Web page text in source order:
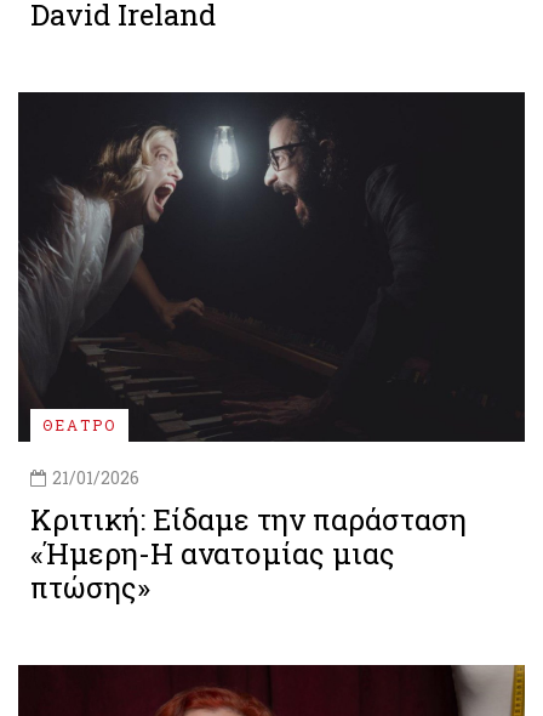
David Ireland
ΘΕΑΤΡΟ
21/01/2026
Κριτική: Είδαμε την παράσταση
«Ήμερη-Η ανατομίας μιας
πτώσης»